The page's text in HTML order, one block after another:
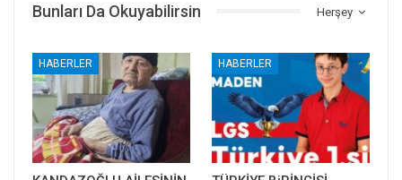
Herşey
Bunları Da Okuyabilirsin
HABERLER HABERLER